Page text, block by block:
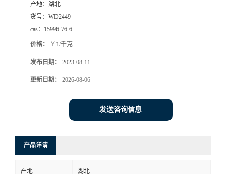
产地： 湖北
货号： WD2449
cas： 15996-76-6
价格： ￥1/千克
发布日期： 2023-08-11
更新日期： 2026-08-06
发送咨询信息
产品详请
产地 湖北